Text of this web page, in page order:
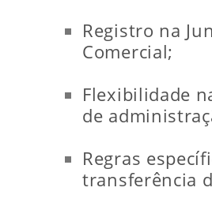
Registro na
Comercial;
Flexibilidade
de
Regras
transferência